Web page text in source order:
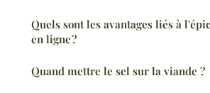
Quels sont les avantages liés à
en ligne ?
Quand mettre le sel sur la viande ?